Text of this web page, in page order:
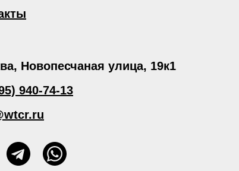
Новопесчаная улица, 19к1
940-74-13